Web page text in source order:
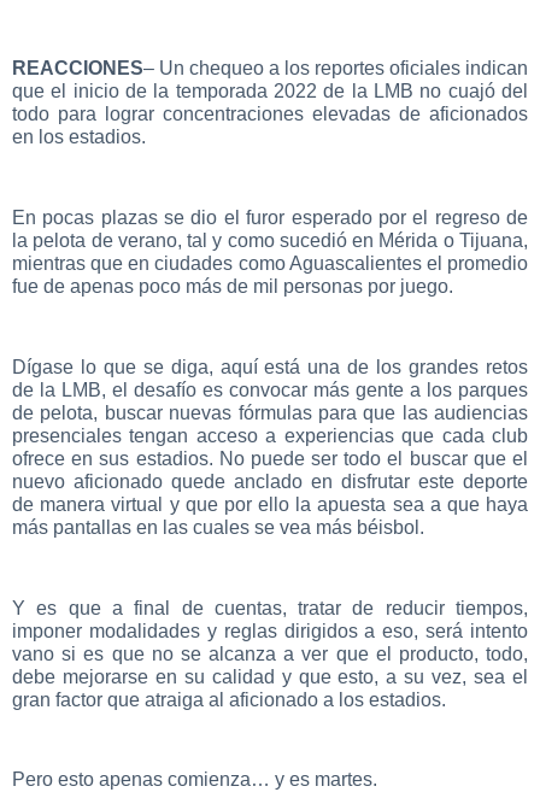
REACCIONES– Un chequeo a los reportes oficiales indican
que el inicio de la temporada 2022 de la LMB no cuajó del
todo para lograr concentraciones elevadas de aficionados
en los estadios.
En pocas plazas se dio el furor esperado por el regreso de
la pelota de verano, tal y como sucedió en Mérida o Tijuana,
mientras que en ciudades como Aguascalientes el promedio
fue de apenas poco más de mil personas por juego.
Dígase lo que se diga, aquí está una de los grandes retos
de la LMB, el desafío es convocar más gente a los parques
de pelota, buscar nuevas fórmulas para que las audiencias
presenciales tengan acceso a experiencias que cada club
ofrece en sus estadios. No puede ser todo el buscar que el
nuevo aficionado quede anclado en disfrutar este deporte
de manera virtual y que por ello la apuesta sea a que haya
más pantallas en las cuales se vea más béisbol.
Y es que a final de cuentas, tratar de reducir tiempos,
imponer modalidades y reglas dirigidos a eso, será intento
vano si es que no se alcanza a ver que el producto, todo,
debe mejorarse en su calidad y que esto, a su vez, sea el
gran factor que atraiga al aficionado a los estadios.
Pero esto apenas comienza… y es martes.